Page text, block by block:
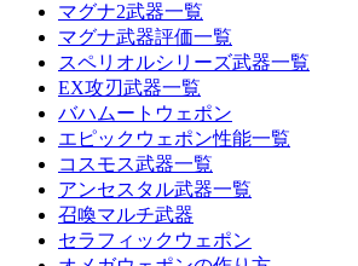
マグナ2武器一覧
マグナ武器評価一覧
スペリオルシリーズ武器一覧
EX攻刃武器一覧
バハムートウェポン
エピックウェポン性能一覧
コスモス武器一覧
アンセスタル武器一覧
召喚マルチ武器
セラフィックウェポン